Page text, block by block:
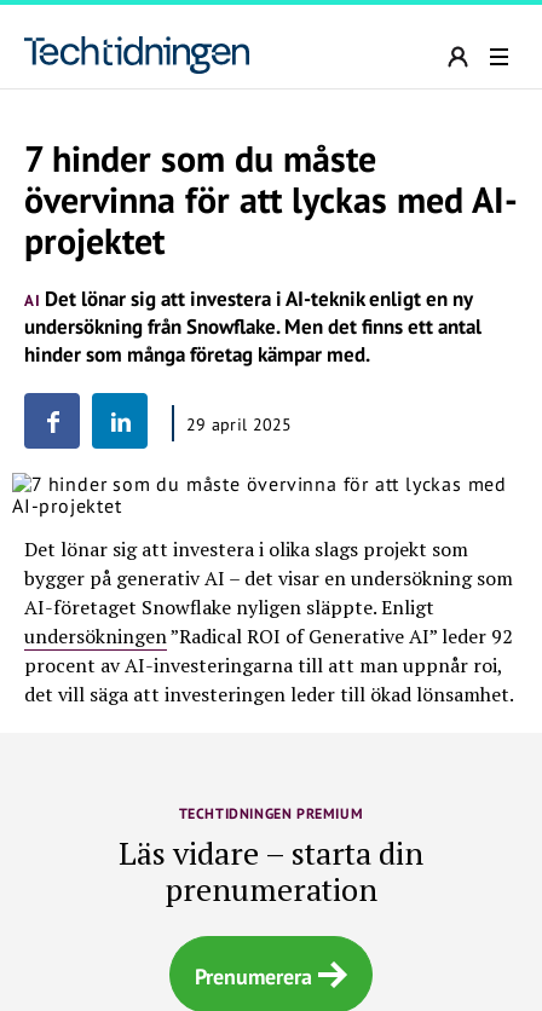
7 hinder som du måste
övervinna för att lyckas med AI-
projektet
AI Det lönar sig att investera i AI-teknik enligt en ny
undersökning från Snowflake. Men det finns ett antal
hinder som många företag kämpar med.
29 april 2025
Det lönar sig att investera i olika slags projekt som
bygger på generativ AI – det visar en undersökning som
AI-företaget Snowflake nyligen släppte. Enligt
undersökningen”Radical ROI of Generative AI” leder 92
procent av AI-investeringarna till att man uppnår roi,
det vill säga att investeringen leder till ökad lönsamhet.
TECHTIDNINGEN PREMIUM
Läs vidare – starta din
prenumeration
Prenumerera